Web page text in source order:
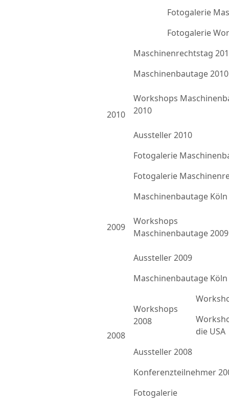
Fotogalerie
Fotogalerie
2010
Maschinenrechtstag
Maschinenbautage 2010
Workshops
2010
Aussteller 2010
Fotogalerie
Fotogalerie
2009
Maschinenbautage Köln
Workshops
Maschinenbautage 2009
Aussteller 2009
2008
Maschinenbautage Köln
Workshops
2008
die USA
Aussteller 2008
Konferenzteilnehmer
Fotogalerie